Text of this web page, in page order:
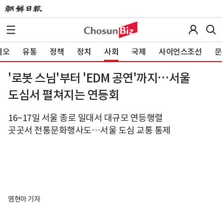
오 유통 정책 정치 사회 국제 사이언스조선
'로봇 스님'부터 'EDM 공연'까지…서울
도심서 펼쳐지는 연등회
16~17일 서울 종로 일대서 대규모 연등행렬
곳곳서 전통문화행사도…서울 도심 교통 통제
염현아 기자